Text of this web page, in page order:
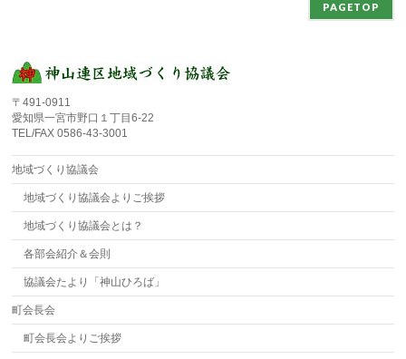
PAGETOP
〒491-0911
愛知県一宮市野口１丁目6-22
TEL/FAX 0586-43-3001
地域づくり協議会
地域づくり協議会よりご挨拶
地域づくり協議会とは？
各部会紹介＆会則
協議会たより「神山ひろば」
町会長会
町会長会よりご挨拶